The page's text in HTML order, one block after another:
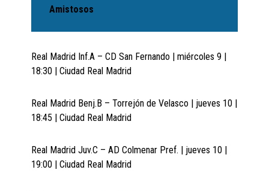
Amistosos
Real Madrid Inf.A – CD San Fernando | miércoles 9 |
18:30 | Ciudad Real Madrid
Real Madrid Benj.B – Torrejón de Velasco | jueves 10 |
18:45 | Ciudad Real Madrid
Real Madrid Juv.C – AD Colmenar Pref. | jueves 10 |
19:00 | Ciudad Real Madrid